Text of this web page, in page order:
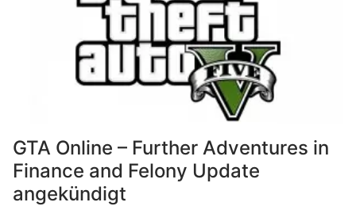
GTA Online – Further Adventures in
Finance and Felony Update
angekündigt